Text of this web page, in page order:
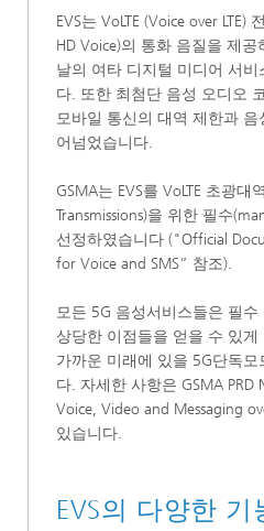
EVS는 VoLTE (Voice over LTE)
HD Voice)의 통화 음질을 제
날의 여타 디지털 미디어 서
다. 또한 최첨단 음성 오디오
모바일 통신의 대역 제한과
어넘었습니다.
GSMA는 EVS를 VoLTE 초광대
Transmissions)을 위한 필수
선정하였습니다 ("Official
for Voice and SMS” 참조).
모든 5G 음성서비스들은 필수
상당한 이점들을 얻을 수 있
가까운 미래에 있을 5G단독
다. 자세한 사항은 GSMA PRD
Voice, Video and Messaging
있습니다.
EVS의 다양한 기